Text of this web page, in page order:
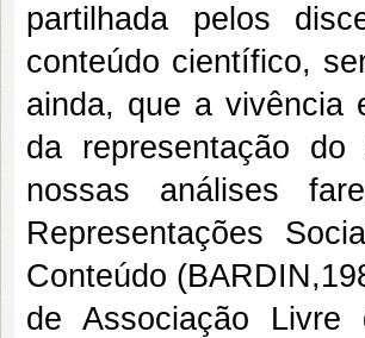
partilhada pelos
conteúdo científico,
ainda, que a vivência
da representação
nossas análises
Representações
Conteúdo
de Associação